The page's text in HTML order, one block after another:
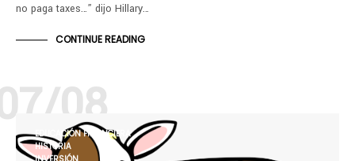
no paga taxes…” dijo Hillary…
CONTINUE READING
08
EDUCACIÓN FINANCIERA
HISTORIA